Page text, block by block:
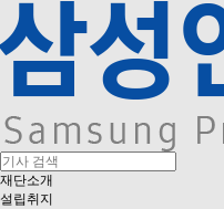
재단소개
설립취지